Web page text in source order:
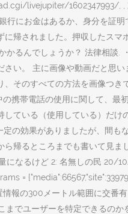
livejupiter/1602347993/,
にお金はあるか、身分を証
帰されました。押収したス
るんでしょうか？ 法律相
い。 主に画像や動画だと思
そのすべての方法を画像つ
携帯電話の使用に関して、
ている（使用している）だ
の効果がありましたが、間
帰るところまでも書いて見
なるけど 2: 名無しの民 20/
=
情報の300メートル範囲に交
でユーザーを特定できる